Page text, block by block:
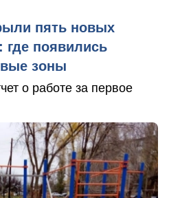
пять новых
где появились
зоны
о работе за первое